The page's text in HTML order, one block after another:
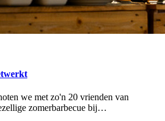
we met zo'n 20 vrienden van
zomerbarbecue bij…